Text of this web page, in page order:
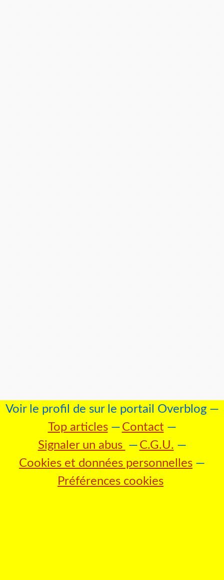
Voir le profil de sur le portail Overblog
Top articles
Contact
Signaler un abus
C.G.U.
Cookies et données personnelles
Préférences cookies